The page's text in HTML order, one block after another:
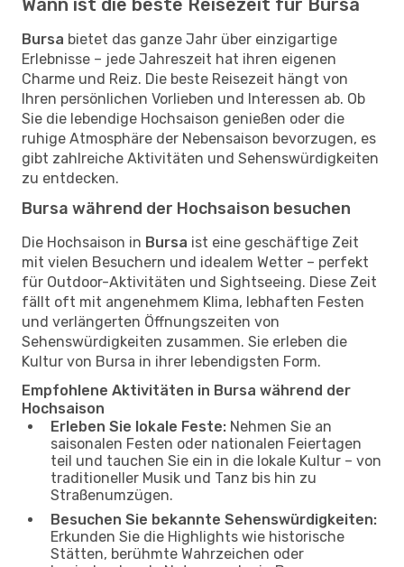
Wann ist die beste Reisezeit für Bursa
Bursa bietet das ganze Jahr über einzigartige
Erlebnisse – jede Jahreszeit hat ihren eigenen
Charme und Reiz. Die beste Reisezeit hängt von
Ihren persönlichen Vorlieben und Interessen ab. Ob
Sie die lebendige Hochsaison genießen oder die
ruhige Atmosphäre der Nebensaison bevorzugen, es
gibt zahlreiche Aktivitäten und Sehenswürdigkeiten
zu entdecken.
Bursa während der Hochsaison besuchen
Die Hochsaison in Bursa ist eine geschäftige Zeit
mit vielen Besuchern und idealem Wetter – perfekt
für Outdoor-Aktivitäten und Sightseeing. Diese Zeit
fällt oft mit angenehmem Klima, lebhaften Festen
und verlängerten Öffnungszeiten von
Sehenswürdigkeiten zusammen. Sie erleben die
Kultur von Bursa in ihrer lebendigsten Form.
Empfohlene Aktivitäten in Bursa während der
Hochsaison
Erleben Sie lokale Feste: Nehmen Sie an
saisonalen Festen oder nationalen Feiertagen
teil und tauchen Sie ein in die lokale Kultur – von
traditioneller Musik und Tanz bis hin zu
Straßenumzügen.
Besuchen Sie bekannte Sehenswürdigkeiten:
Erkunden Sie die Highlights wie historische
Stätten, berühmte Wahrzeichen oder